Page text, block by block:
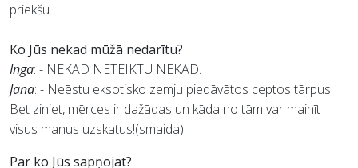
priekšu.
Ko Jūs nekad mūžā nedarītu?
Inga: - NEKAD NETEIKTU NEKAD.
Jana: - Neēstu eksotisko zemju piedāvātos ceptos tārpus.
Bet ziniet, mērces ir dažādas un kāda no tām var mainīt
visus manus uzskatus!(smaida)
Par ko Jūs sapņojat?